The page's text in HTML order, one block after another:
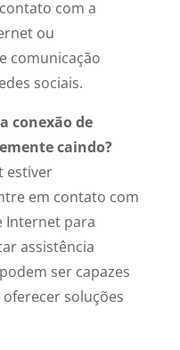
com a
ou
comunicação
sociais.
conexão de
caindo?
estiver
em contato com
Internet para
assistência
ser capazes
soluções